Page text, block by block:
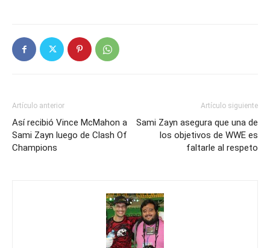
Artículo anterior
Así recibió Vince McMahon a
Sami Zayn luego de Clash Of
Champions
Artículo siguiente
Sami Zayn asegura que una de
los objetivos de WWE es
faltarle al respeto